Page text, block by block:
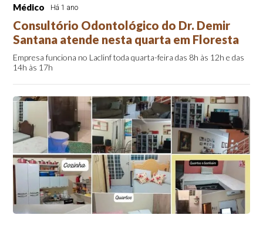
Médico Há 1 ano
Consultório Odontológico do Dr. Demir
Santana atende nesta quarta em Floresta
Empresa funciona no Laclinf toda quarta-feira das 8h às 12h e das
14h às 17h